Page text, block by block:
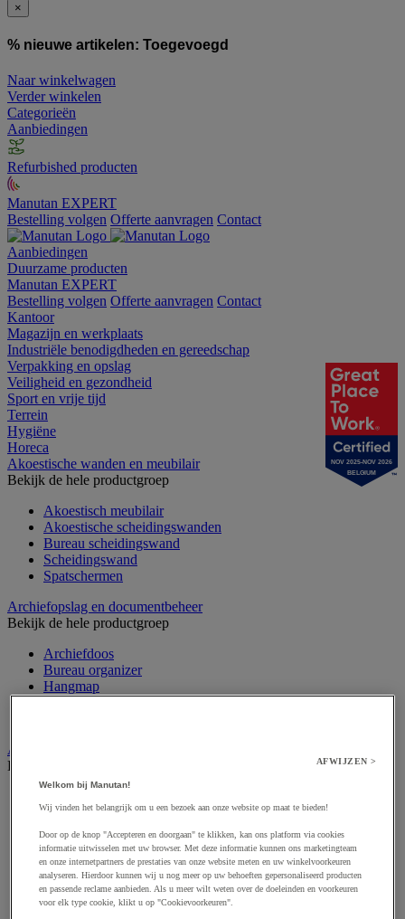
×
% nieuwe artikelen: Toegevoegd
Naar winkelwagen
Verder winkelen
Categorieën
Aanbiedingen
Refurbished producten
Manutan EXPERT
Bestelling volgen Offerte aanvragen Contact
Aanbiedingen
Duurzame producten
Manutan EXPERT
Bestelling volgen Offerte aanvragen Contact
Kantoor
Magazijn en werkplaats
Industriële benodigdheden en gereedschap
Verpakking en opslag
Veiligheid en gezondheid
Sport en vrije tijd
Terrein
Hygiëne
Horeca
Akoestische wanden en meubilair
Bekijk de hele productgroep
Akoestisch meubilair
Akoestische scheidingswanden
Bureau scheidingswand
Scheidingswand
Spatschermen
Archiefopslag en documentbeheer
Bekijk de hele productgroep
Archiefdoos
Bureau organizer
Hangmap
Audiovisueel
Bekijk de hele productgroep
Audio- en Hi-Fi-apparatuur
Dynamisch en interactief weergavesysteem
Fotocamera, videocamera en verrekijker
Professionele audio en geluidsopname
Projectie en videoprojectie-apparatuur
Studioverlichting en accessoires
Tv, dvd-speler en Blu-ray
NOV 2025-NOV 2026
BELGIUM
AFWIJZEN >
Welkom bij Manutan!
Wij vinden het belangrijk om u een bezoek aan onze website op maat te bieden!
Door op de knop "Accepteren en doorgaan" te klikken, kan ons platform via cookies
informatie uitwisselen met uw browser. Met deze informatie kunnen ons marketingteam
en onze internetpartners de prestaties van onze website meten en uw winkelvoorkeuren
analyseren. Hierdoor kunnen wij u nog meer op uw behoeften gepersonaliseerd producten
en passende reclame aanbieden. Als u meer wilt weten over de doeleinden en voorkeuren
voor elk type cookie, klikt u op "Cookievoorkeuren".